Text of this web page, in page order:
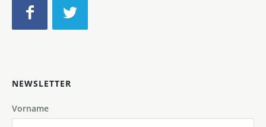
NEWSLETTER
Vorname